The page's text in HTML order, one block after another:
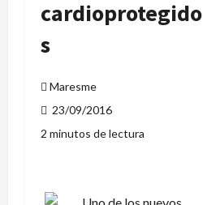
cardioprotegido
s
Maresme
23/09/2016
2 minutos de lectura